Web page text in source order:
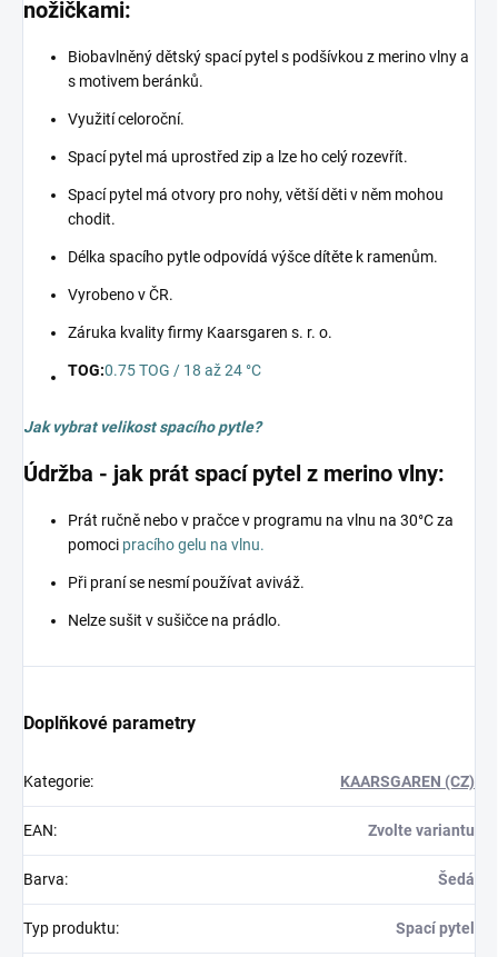
nožičkami:
Biobavlněný dětský spací pytel s podšívkou z merino vlny a
s motivem beránků.
Využití celoroční.
Spací pytel má uprostřed zip a lze ho celý rozevřít.
Spací pytel má otvory pro nohy, větší děti v něm mohou
chodit.
Délka spacího pytle odpovídá výšce dítěte k ramenům.
Vyrobeno v ČR.
Záruka kvality firmy Kaarsgaren s. r. o.
TOG:0.75 TOG / 18 až 24 °C
Jak vybrat velikost spacího pytle?
Údržba - jak prát spací pytel z merino vlny:
Prát ručně nebo v pračce v programu na vlnu na 30°C za
pomoci pracího gelu na vlnu.
Při praní se nesmí používat aviváž.
Nelze sušit v sušičce na prádlo.
Doplňkové parametry
Kategorie: KAARSGAREN (CZ)
EAN: Zvolte variantu
Barva: Šedá
Typ produktu: Spací pytel